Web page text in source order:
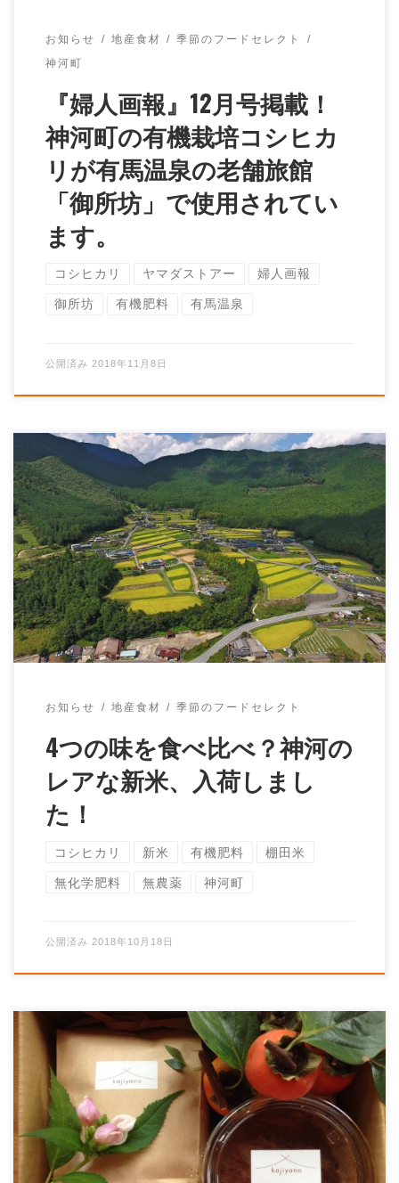
お知らせ 地産食材 季節のフードセレクト
神河町
『婦人画報』12月号掲載！
神河町の有機栽培コシヒカ
リが有馬温泉の老舗旅館
「御所坊」で使用されてい
ます。
コシヒカリ ヤマダストアー 婦人画報
御所坊 有機肥料 有馬温泉
公開済み 2018年11月8日
食欲の秋！秋刀魚に、鍋に、新米のごはんがすすみま
す。 今年は、kajiyanoのお米に加えて、スーパーには
出回らない貴重な神河のコシヒカリ新 […]
お知らせ 地産食材 季節のフードセレクト
4つの味を食べ比べ？神河の
レアな新米、入荷しまし
た！
コシヒカリ 新米 有機肥料 棚田米
無化学肥料 無農薬 神河町
公開済み 2018年10月18日
いよいよ収穫のシーズンが近づいてきました。
kajiyanoでは今年、自家栽培コシヒカリの新米と新み
そをセットにして販売します。 本日より、予 […]